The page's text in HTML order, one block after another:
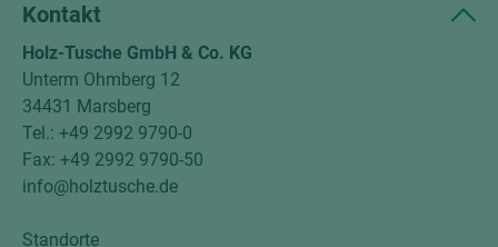
Kontakt
Holz-Tusche GmbH & Co. KG
Unterm Ohmberg 12
34431 Marsberg
Tel.: +49 2992 9790-0
Fax: +49 2992 9790-50
info@holztusche.de
Standorte